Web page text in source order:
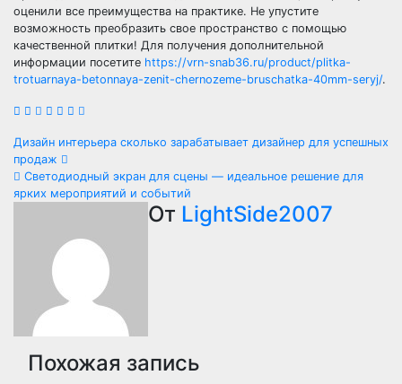
оценили все преимущества на практике. Не упустите
возможность преобразить свое пространство с помощью
качественной плитки! Для получения дополнительной
информации посетите https://vrn-snab36.ru/product/plitka-
trotuarnaya-betonnaya-zenit-chernozeme-bruschatka-40mm-seryj/.
Навигация
по
Дизайн интерьера сколько зарабатывает дизайнер для успешных
продаж
Светодиодный экран для сцены — идеальное решение для
ярких мероприятий и событий
От LightSide2007
Похожая запись